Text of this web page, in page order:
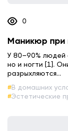
0
Маникюр при
У 80–90% людей
но и ногти [1].
разрыхляются...
В домашних
Эстетические